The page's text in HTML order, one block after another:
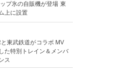
プ氷の自販機が登場 東
上に設置
東武鉄道がコラボ MV
た特別トレイン＆メンバ
ス